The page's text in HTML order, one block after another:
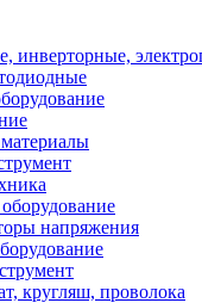
инверторные,
напряжения
кругляш, проволока